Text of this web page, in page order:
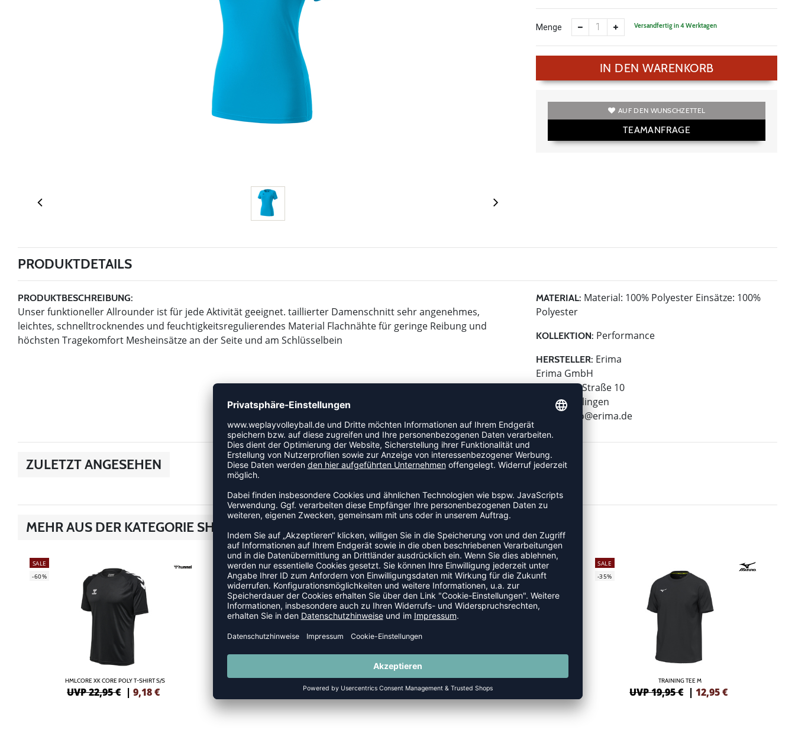
Menge Versandfertig in 4 Werktagen
IN DEN WARENKORB
AUF DEN WUNSCHZETTEL
TEAMANFRAGE
PRODUKTDETAILS
PRODUKTBESCHREIBUNG:
Unser funktioneller Allrounder ist für jede Aktivität geeignet. taillierter Damenschnitt sehr angenehmes,
leichtes, schnelltrocknendes und feuchtigkeitsregulierendes Material Flachnähte für geringe Reibung und
höchsten Tragekomfort Mesheinsätze an der Seite und am Schlüsselbein
MATERIAL: Material: 100% Polyester Einsätze: 100%
Polyester
KOLLEKTION: Performance
HERSTELLER: Erima
Erima GmbH
Carl-Zeiss-Straße 10
72793 Pfullingen
info@erima.de
ZULETZT ANGESEHEN
MEHR AUS DER KATEGORIE SHIRTS
SALE
-60%
HMLCORE XK CORE POLY T-SHIRT S/S
UVP 22,95 € |9,18€
SALE
-55%
UVP 22,95 € |10,33€
NEW
-35%
UVP 19,95 €
SALE
-35%
TRAINING TEE M
UVP 19,95 € |12,95€